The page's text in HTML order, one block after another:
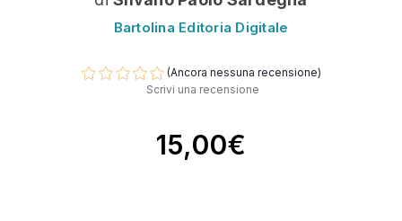
Bartolina Editoria Digitale
(Ancora nessuna recensione)
Scrivi una recensione
15,00€